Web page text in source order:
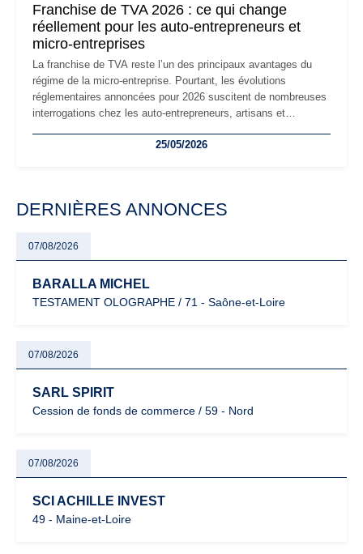
Franchise de TVA 2026 : ce qui change
réellement pour les auto-entrepreneurs et
micro-entreprises
La franchise de TVA reste l’un des principaux avantages du
régime de la micro-entreprise. Pourtant, les évolutions
réglementaires annoncées pour 2026 suscitent de nombreuses
interrogations chez les auto-entrepreneurs, artisans et
facturation ou risque de bascule vers la TVA : les règles
25/05/2026
DERNIÈRES ANNONCES
07/08/2026
BARALLA MICHEL
TESTAMENT OLOGRAPHE / 71 - Saône-et-Loire
07/08/2026
SARL SPIRIT
Cession de fonds de commerce / 59 - Nord
07/08/2026
SCI ACHILLE INVEST
49 - Maine-et-Loire